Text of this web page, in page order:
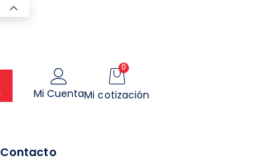
Mi Cuenta
0
Mi cotización
Contacto